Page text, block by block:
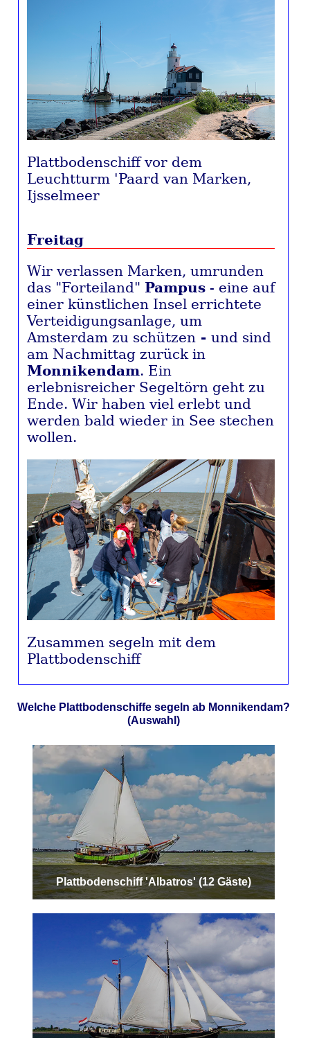
Plattbodenschiff vor dem
Leuchtturm 'Paard van Marken,
Ijsselmeer
Freitag
Wir verlassen Marken, umrunden
das "Forteiland" Pampus- eine auf
einer künstlichen Insel errichtete
Verteidigungsanlage, um
Amsterdam zu schützen- und sind
am Nachmittag zurück in
Monnikendam. Ein
erlebnisreicher Segeltörn geht zu
Ende. Wir haben viel erlebt und
werden bald wieder in See stechen
wollen.
Zusammen segeln mit dem
Plattbodenschiff
Welche Plattbodenschiffe segeln ab Monnikendam?
(Auswahl)
Plattbodenschiff 'Albatros' (12 Gäste)